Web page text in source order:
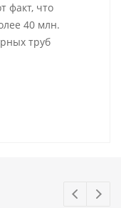
факт, что
40 млн.
труб